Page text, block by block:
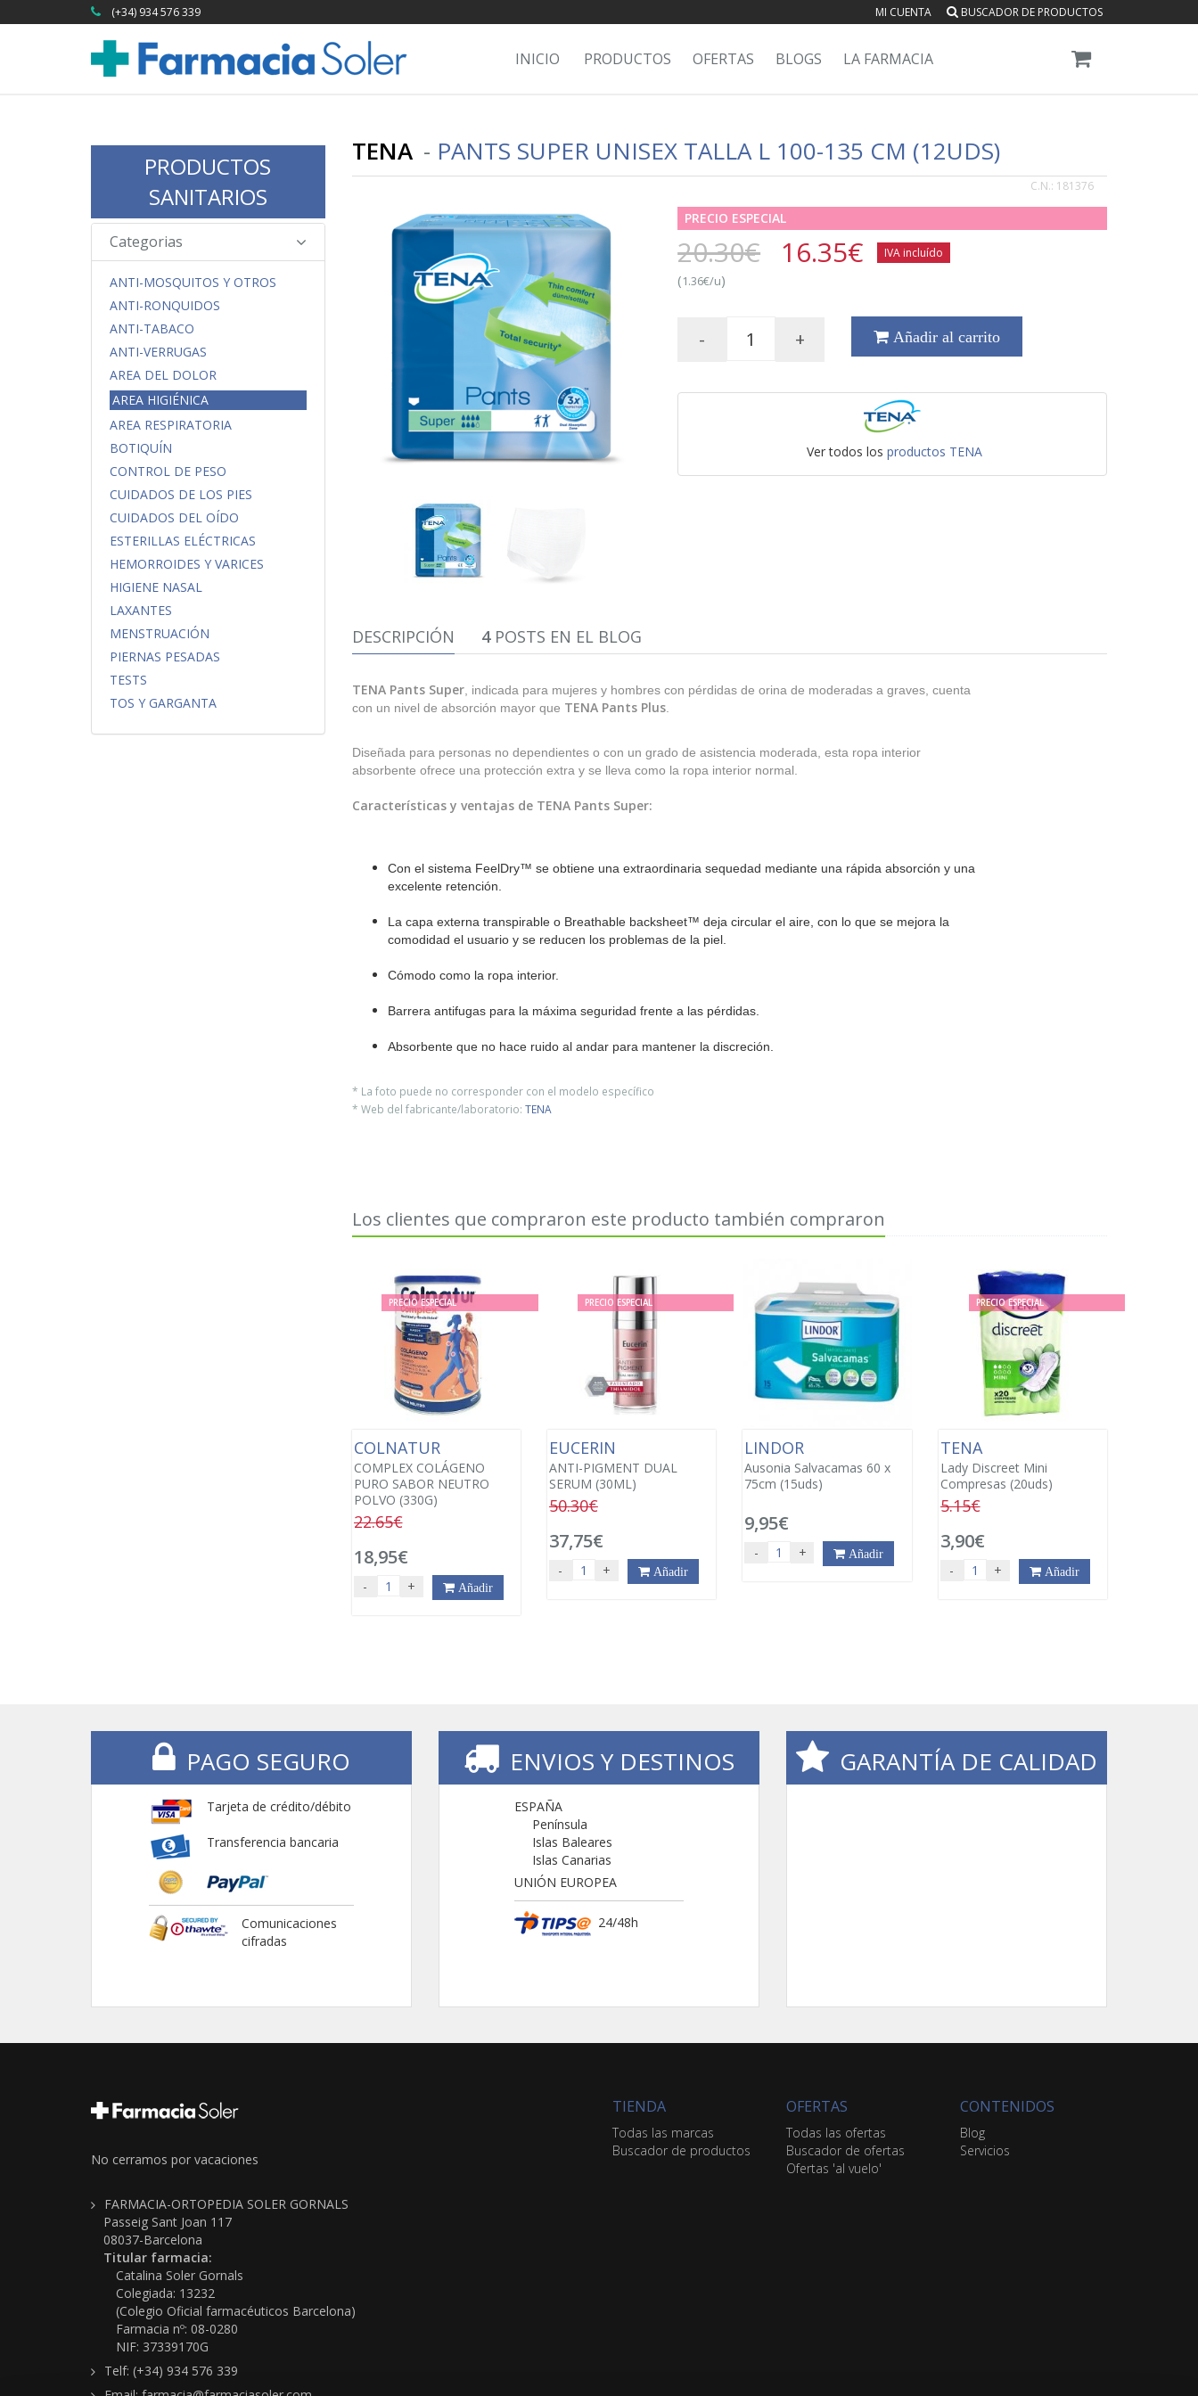
(+34) 934 576 339 MI CUENTA BUSCADOR DE PRODUCTOS
INICIO PRODUCTOS OFERTAS BLOGS LA FARMACIA
PRODUCTOS
SANITARIOS
Categorias
ANTI-MOSQUITOS Y OTROS
ANTI-RONQUIDOS
ANTI-TABACO
ANTI-VERRUGAS
AREA DEL DOLOR
AREA HIGIÉNICA
AREA RESPIRATORIA
BOTIQUÍN
CONTROL DE PESO
CUIDADOS DE LOS PIES
CUIDADOS DEL OÍDO
ESTERILLAS ELÉCTRICAS
HEMORROIDES Y VARICES
HIGIENE NASAL
LAXANTES
MENSTRUACIÓN
PIERNAS PESADAS
TESTS
TOS Y GARGANTA
TENA - PANTS SUPER UNISEX TALLA L 100-135 CM (12UDS)
C.N.: 181376
PRECIO ESPECIAL
20.30€ 16.35€ IVA incluído
(1.36€/u)
- + Añadir al carrito
Ver todos losproductos TENA
DESCRIPCIÓN 4POSTS EN EL BLOG
TENA Pants Super, indicada para mujeres y hombres con pérdidas de orina de moderadas a graves, cuenta
con un nivel de absorción mayor que TENA Pants Plus.
Diseñada para personas no dependientes o con un grado de asistencia moderada, esta ropa interior
absorbente ofrece una protección extra y se lleva como la ropa interior normal.
Características y ventajas de TENA Pants Super:
Con el sistema FeelDry™ se obtiene una extraordinaria sequedad mediante una rápida absorción y una
excelente retención.
La capa externa transpirable o Breathable backsheet™ deja circular el aire, con lo que se mejora la
comodidad el usuario y se reducen los problemas de la piel.
Cómodo como la ropa interior.
Barrera antifugas para la máxima seguridad frente a las pérdidas.
Absorbente que no hace ruido al andar para mantener la discreción.
* La foto puede no corresponder con el modelo específico
* Web del fabricante/laboratorio: TENA
Los clientes que compraron este producto también compraron
PRECIO ESPECIAL
COLNATUR
COMPLEX COLÁGENO
PURO SABOR NEUTRO
POLVO (330G)
22.65€
18,95€
- + Añadir
PRECIO ESPECIAL
EUCERIN
ANTI-PIGMENT DUAL
SERUM (30ML)
50.30€
37,75€
- + Añadir
LINDOR
Ausonia Salvacamas 60 x
75cm (15uds)
9,95€
- + Añadir
PRECIO ESPECIAL
TENA
Lady Discreet Mini
Compresas (20uds)
5.15€
3,90€
- + Añadir
PAGO SEGURO
Tarjeta de crédito/débito
Transferencia bancaria
Comunicaciones
cifradas
ENVIOS Y DESTINOS
ESPAÑA
Península
Islas Baleares
Islas Canarias
UNIÓN EUROPEA
24/48h
GARANTÍA DE CALIDAD
No cerramos por vacaciones
FARMACIA-ORTOPEDIA SOLER GORNALS
Passeig Sant Joan 117
08037-Barcelona
Titular farmacia:
Catalina Soler Gornals
Colegiada: 13232
(Colegio Oficial farmacéuticos Barcelona)
Farmacia nº: 08-0280
NIF: 37339170G
Telf: (+34) 934 576 339
TIENDA
Todas las marcas
Buscador de productos
OFERTAS
Todas las ofertas
Buscador de ofertas
Ofertas 'al vuelo'
CONTENIDOS
Blog
Servicios